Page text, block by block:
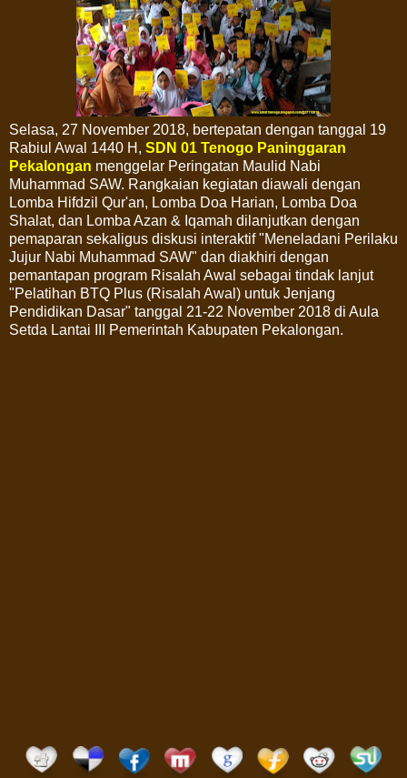
Selasa, 27 November 2018, bertepatan dengan tanggal 19
Rabiul Awal 1440 H, SDN 01 Tenogo Paninggaran
Pekalongan menggelar Peringatan Maulid Nabi
Muhammad SAW. Rangkaian kegiatan diawali dengan
Lomba Hifdzil Qur'an, Lomba Doa Harian, Lomba Doa
Shalat, dan Lomba Azan & Iqamah dilanjutkan dengan
pemaparan sekaligus diskusi interaktif "Meneladani Perilaku
Jujur Nabi Muhammad SAW" dan diakhiri dengan
pemantapan program Risalah Awal sebagai tindak lanjut
"Pelatihan BTQ Plus (Risalah Awal) untuk Jenjang
Pendidikan Dasar" tanggal 21-22 November 2018 di Aula
Setda Lantai III Pemerintah Kabupaten Pekalongan.